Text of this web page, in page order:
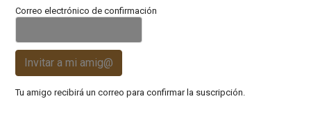
Correo electrónico de confirmación
Invitar a mi amig@
Tu amigo recibirá un correo para confirmar la suscripción.